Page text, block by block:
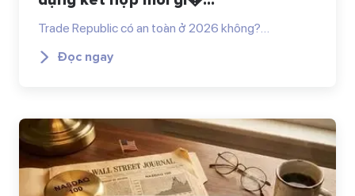
Trade Republic có an toàn ở 2026 không?…
Đọc ngay